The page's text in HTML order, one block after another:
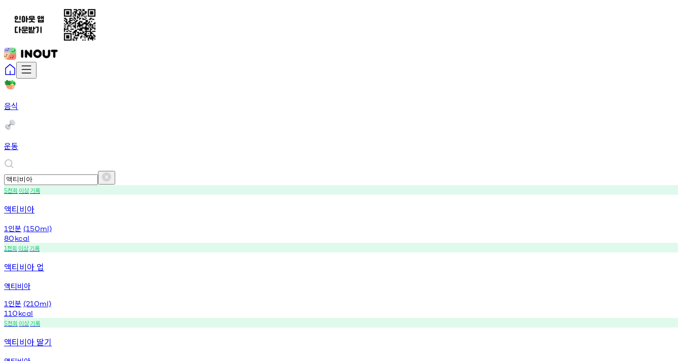
음식
운동
5천회 이상기록
액티비아
1 인분 (150ml)
80kcal
1천회 이상기록
액티비아 업
액티비아
1 인분 (210ml)
110kcal
5천회 이상기록
액티비아 딸기